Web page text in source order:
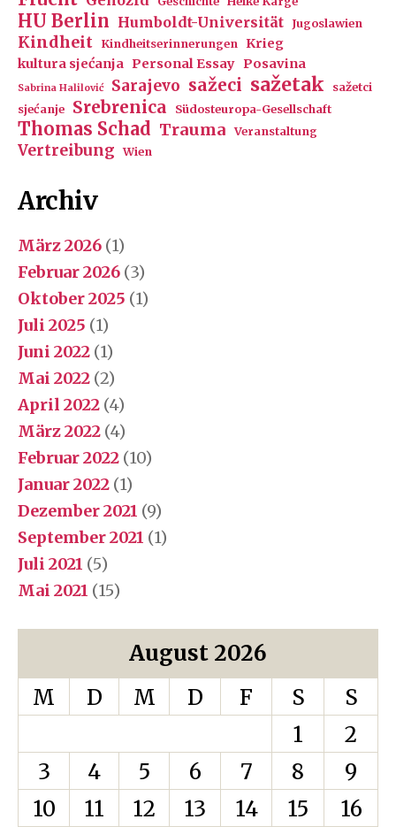
HU Berlin Humboldt-Universität Jugoslawien
Kindheit Kindheitserinnerungen
Krieg
kultura sjećanja Personal Essay Posavina
Sabrina Halilović Sarajevo sažeci sažetak
sažetci
sjećanje
Srebrenica Südosteuropa-Gesellschaft
Thomas Schad Trauma Veranstaltung
Vertreibung Wien
Archiv
März 2026 (1)
Februar 2026 (3)
Oktober 2025 (1)
Juli 2025 (1)
Juni 2022 (1)
Mai 2022 (2)
April 2022 (4)
März 2022 (4)
Februar 2022 (10)
Januar 2022 (1)
Dezember 2021 (9)
September 2021 (1)
Juli 2021 (5)
Mai 2021 (15)
August 2026
M
D M D F S
S
1
2
3
4 5 6 7 8
9
10
11 12 13 14 15
16